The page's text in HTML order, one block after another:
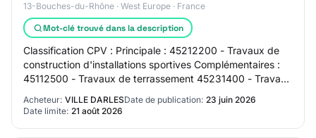
13-Bouches-du-Rhône · West Europe · France
Mot-clé trouvé dans la description
Classification CPV : Principale : 45212200 - Travaux de
construction d'installations sportives Complémentaires :
45112500 - Travaux de terrassement 45231400 - Travaux
Acheteur: VILLE DARLESDate de publication: 23 juin 2026
Date limite: 21 août 2026